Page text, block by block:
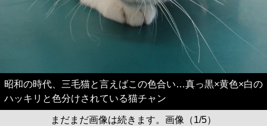
昭和の時代、三毛猫と言えばこの色合い…真っ黒×黄色×白の
ハッキリと色分けされている猫チャン
まだまだ画像は続きます。画像（1/5）